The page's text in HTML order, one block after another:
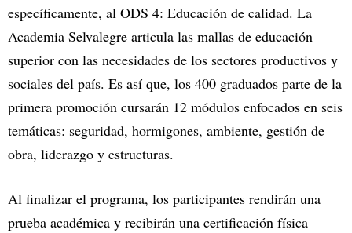
específicamente, al ODS 4: Educación de calidad. La
Academia Selvalegre articula las mallas de educación
superior con las necesidades de los sectores productivos y
sociales del país. Es así que, los 400 graduados parte de la
primera promoción cursarán 12 módulos enfocados en seis
temáticas: seguridad, hormigones, ambiente, gestión de
obra, liderazgo y estructuras.
Al finalizar el programa, los participantes rendirán una
prueba académica y recibirán una certificación física